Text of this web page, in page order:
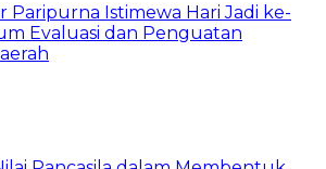
Paripurna Istimewa Hari Jadi ke-
Evaluasi dan Penguatan